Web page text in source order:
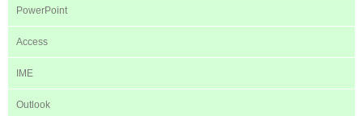
PowerPoint
Access
IME
Outlook